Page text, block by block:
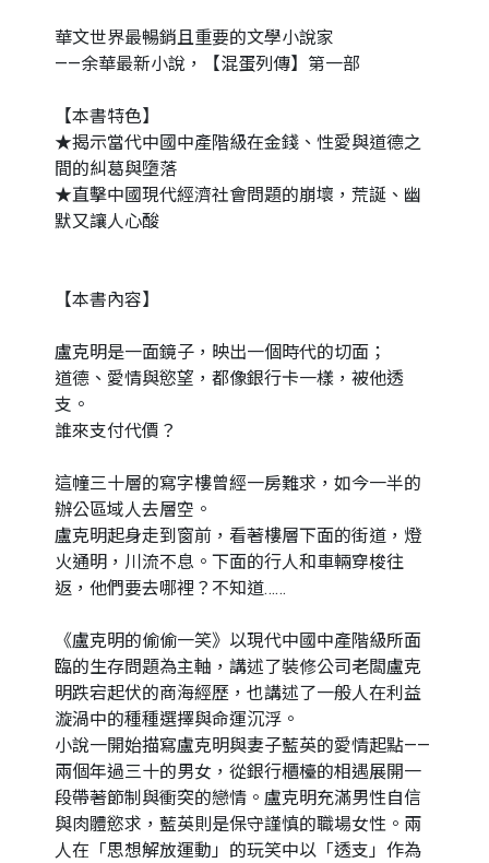
華文世界最暢銷且重要的文學小說家
——余華最新小說，【混蛋列傳】第一部
【本書特色】
★揭示當代中國中產階級在金錢、性愛與道德之
間的糾葛與墮落
★直擊中國現代經濟社會問題的崩壞，荒誕、幽
默又讓人心酸
【本書內容】
盧克明是一面鏡子，映出一個時代的切面；
道德、愛情與慾望，都像銀行卡一樣，被他透
支。
誰來支付代價？
這幢三十層的寫字樓曾經一房難求，如今一半的
辦公區域人去層空。
盧克明起身走到窗前，看著樓層下面的街道，燈
火通明，川流不息。下面的行人和車輛穿梭往
返，他們要去哪裡？不知道……
《盧克明的偷偷一笑》以現代中國中產階級所面
臨的生存問題為主軸，講述了裝修公司老闆盧克
明跌宕起伏的商海經歷，也講述了一般人在利益
漩渦中的種種選擇與命運沉浮。
小說一開始描寫盧克明與妻子藍英的愛情起點——
兩個年過三十的男女，從銀行櫃檯的相遇展開一
段帶著節制與衝突的戀情。盧克明充滿男性自信
與肉體慾求，藍英則是保守謹慎的職場女性。兩
人在「思想解放運動」的玩笑中以「透支」作為